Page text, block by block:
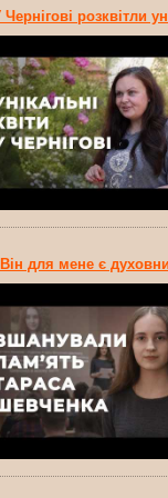
Чернігові розквітли
для мене є